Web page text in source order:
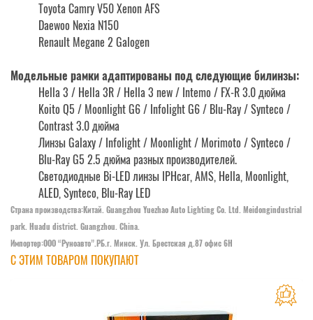
Toyota Camry V50 Xenon AFS
Daewoo Nexia N150
Renault Megane 2 Galogen
Модельные рамки адаптированы под следующие билинзы:
Hella 3 / Hella 3R / Hella 3 new / Intemo / FX-R 3.0 дюйма
Koito Q5 / Moonlight G6 / Infolight G6 / Blu-Ray / Synteco /
Contrast 3.0 дюйма
Линзы Galaxy / Infolight / Moonlight / Morimoto / Synteco /
Blu-Ray G5 2.5 дюйма разных производителей.
Светодиодные Bi-LED линзы IPHcar, AMS, Hella, Moonlight,
ALED, Synteco, Blu-Ray LED
Страна производства:Китай. Guangzhou Yuezhao Auto Lighting Co. Ltd. Meidongindustrial
park. Huadu district. Guangzhou. China.
Импортер:OOO “Руноавто”.РБ.г. Минск. Ул. Брестская д.87 офис 6Н
С ЭТИМ ТОВАРОМ ПОКУПАЮТ